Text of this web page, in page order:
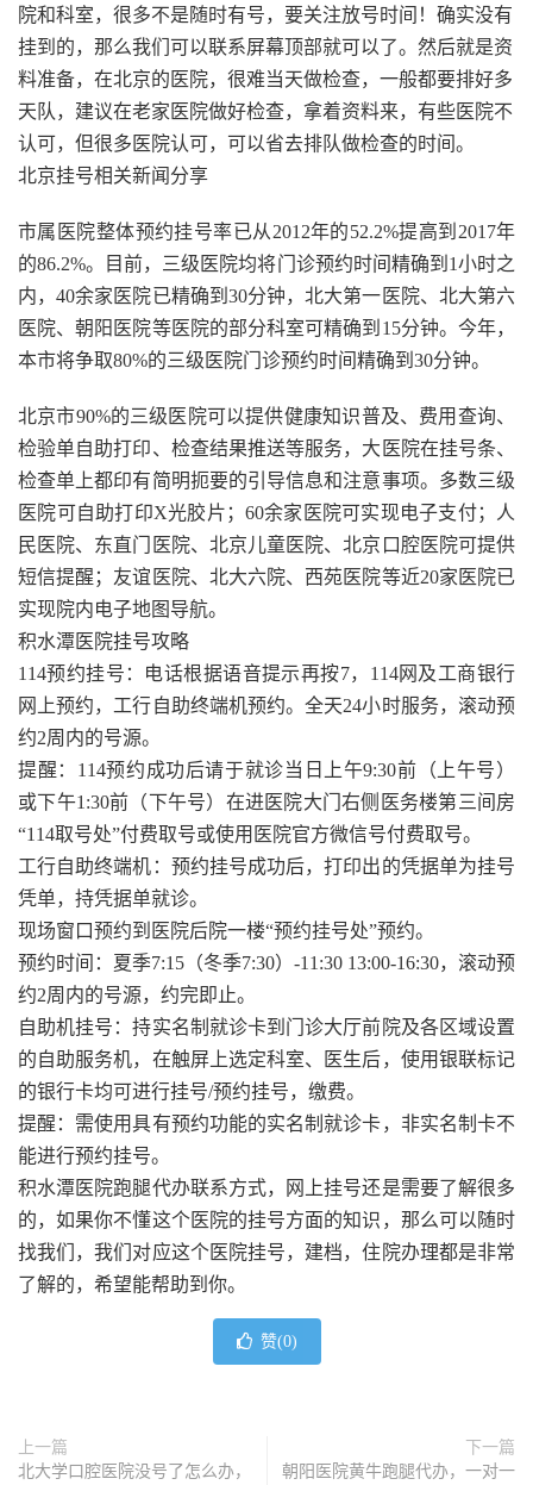
院和科室，很多不是随时有号，要关注放号时间！确实没有
挂到的，那么我们可以联系屏幕顶部就可以了。然后就是资
料准备，在北京的医院，很难当天做检查，一般都要排好多
天队，建议在老家医院做好检查，拿着资料来，有些医院不
认可，但很多医院认可，可以省去排队做检查的时间。
北京挂号相关新闻分享
市属医院整体预约挂号率已从2012年的52.2%提高到2017年
的86.2%。目前，三级医院均将门诊预约时间精确到1小时之
内，40余家医院已精确到30分钟，北大第一医院、北大第六
医院、朝阳医院等医院的部分科室可精确到15分钟。今年，
本市将争取80%的三级医院门诊预约时间精确到30分钟。
北京市90%的三级医院可以提供健康知识普及、费用查询、
检验单自助打印、检查结果推送等服务，大医院在挂号条、
检查单上都印有简明扼要的引导信息和注意事项。多数三级
医院可自助打印X光胶片；60余家医院可实现电子支付；人
民医院、东直门医院、北京儿童医院、北京口腔医院可提供
短信提醒；友谊医院、北大六院、西苑医院等近20家医院已
实现院内电子地图导航。
积水潭医院挂号攻略
114预约挂号：电话根据语音提示再按7，114网及工商银行
网上预约，工行自助终端机预约。全天24小时服务，滚动预
约2周内的号源。
提醒：114预约成功后请于就诊当日上午9:30前（上午号）
或下午1:30前（下午号）在进医院大门右侧医务楼第三间房
“114取号处”付费取号或使用医院官方微信号付费取号。
工行自助终端机：预约挂号成功后，打印出的凭据单为挂号
凭单，持凭据单就诊。
现场窗口预约到医院后院一楼“预约挂号处”预约。
预约时间：夏季7:15（冬季7:30）-11:30 13:00-16:30，滚动预
约2周内的号源，约完即止。
自助机挂号：持实名制就诊卡到门诊大厅前院及各区域设置
的自助服务机，在触屏上选定科室、医生后，使用银联标记
的银行卡均可进行挂号/预约挂号，缴费。
提醒：需使用具有预约功能的实名制就诊卡，非实名制卡不
能进行预约挂号。
积水潭医院跑腿代办联系方式，网上挂号还是需要了解很多
的，如果你不懂这个医院的挂号方面的知识，那么可以随时
找我们，我们对应这个医院挂号，建档，住院办理都是非常
了解的，希望能帮助到你。
赞(0)
上一篇
北大学口腔医院没号了怎么办，
下一篇
朝阳医院黄牛跑腿代办，一对一